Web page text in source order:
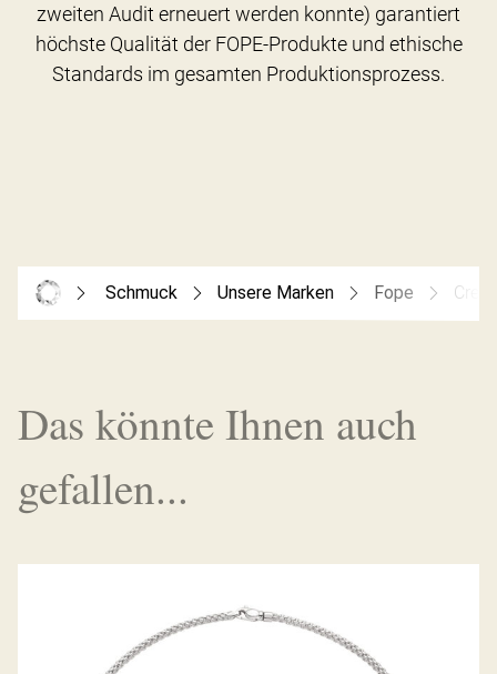
zweiten Audit erneuert werden konnte) garantiert
höchste Qualität der FOPE-Produkte und ethische
Schmuck Unsere Marken Fope
Das könnte Ihnen auch
gefallen...